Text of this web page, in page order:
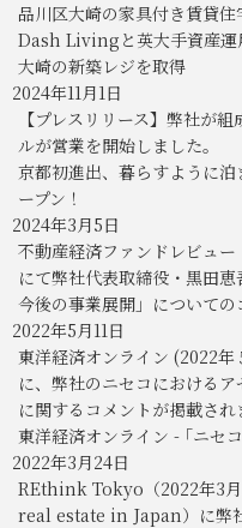
品川区大崎の家具付き賃貸住
Dash Livingと英大手資産運
大崎の新築レジを取得
2024年11月1日
【プレスリリース】弊社が
ルが営業を開始しました。
京都初進出、暮らすように
ープン！
2024年3月5日
不動産経済ファンドレビュ
にて弊社代表取締役・黒田
今後の事業展開」についての
2022年5月11日
東洋経済オンライン (2022年
に、弊社のニセコにおける
に関するコメントが掲載され
東洋経済オンライン - ｢ニセ
2022年3月24日
REthink Tokyo（2022年
real estate in Japan）に弊